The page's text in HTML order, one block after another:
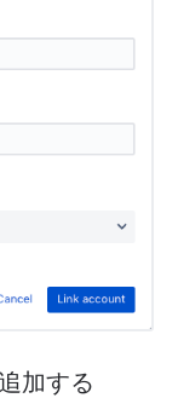
加する